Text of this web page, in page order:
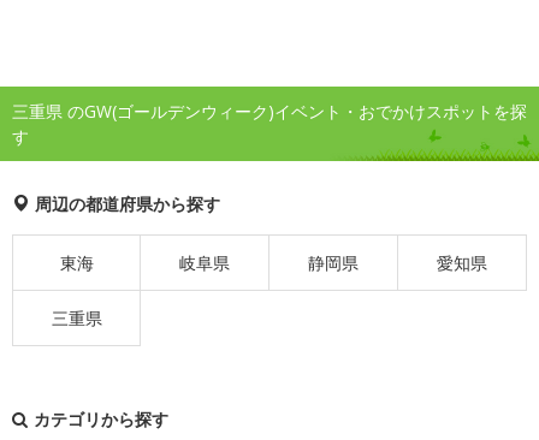
三重県 のGW(ゴールデンウィーク)イベント・おでかけスポットを探
す
周辺の都道府県から探す
東海 岐阜県 静岡県 愛知県
三重県
カテゴリから探す